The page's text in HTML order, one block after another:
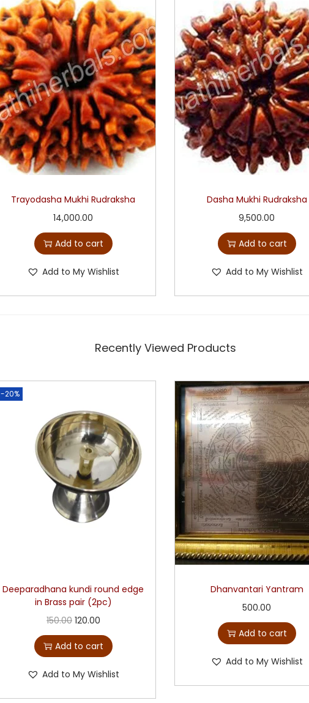
Trayodasha Mukhi Rudraksha
14,000.00
Add to cart
Add to My Wishlist
Dasha Mukhi Rudraksha
9,500.00
Add to cart
Add to My Wishlist
Recently Viewed Products
-20%
Deeparadhana kundi round edge
in Brass pair (2pc)
150.00 120.00
Add to cart
Add to My Wishlist
Dhanvantari Yantram
500.00
Add to cart
Add to My Wishlist